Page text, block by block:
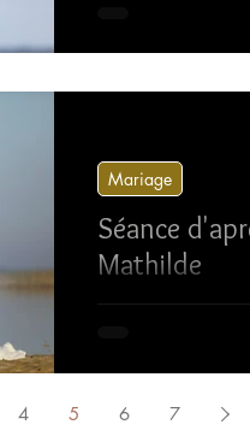
Séance
Mathilde
Mariage
4 5 6 7